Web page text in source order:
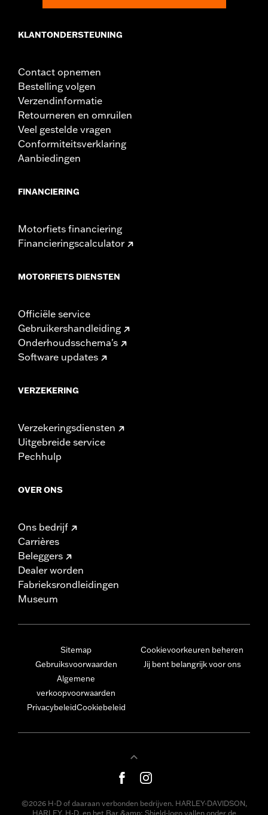
KLANTONDERSTEUNING
Contact opnemen
Bestelling volgen
Verzendinformatie
Retourneren en omruilen
Veel gestelde vragen
Conformiteitsverklaring
Aanbiedingen
FINANCIERING
Motorfiets financiering
Financieringscalculator
MOTORFIETS DIENSTEN
Officiële service
Gebruikershandleiding
Onderhoudsschema's
Software updates
VERZEKERING
Verzekeringsdiensten
Uitgebreide service
Pechhulp
OVER ONS
Ons bedrijf
Carrières
Beleggers
Dealer worden
Fabrieksrondleidingen
Museum
Sitemap
Gebruiksvoorwaarden
Algemene
verkoopvoorwaarden
PrivacybeleidCookiebeleid
Cookievoorkeuren beheren
Jij bent belangrijk voor ons
©2026 H-D of daaraan verbonden bedrijven. HARLEY-DAVIDSON,
HARLEY, H-D, en het Bar &amp; Shield-logo vallen onder de